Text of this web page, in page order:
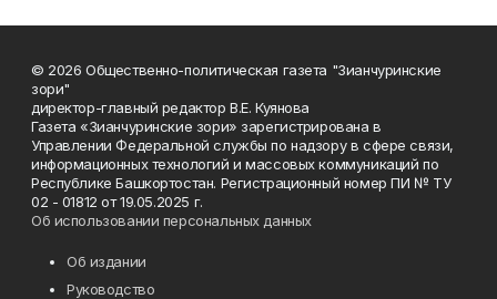
© 2026 Общественно-политическая газета "Зианчуринские
зори"
директор-главный редактор В.Е. Куянова
Газета «Зианчуринские зори» зарегистрирована в
Управлении Федеральной службы по надзору в сфере связи,
информационных технологий и массовых коммуникаций по
Республике Башкортостан. Регистрационный номер ПИ № ТУ
02 - 01812 от 19.05.2025 г.
Об использовании персональных данных
Об издании
Руководство